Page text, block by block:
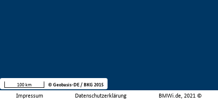
Impressum Datenschutzerklärung BMWi.de, 2021 ©
100 km © Geobasis-DE / BKG 2015